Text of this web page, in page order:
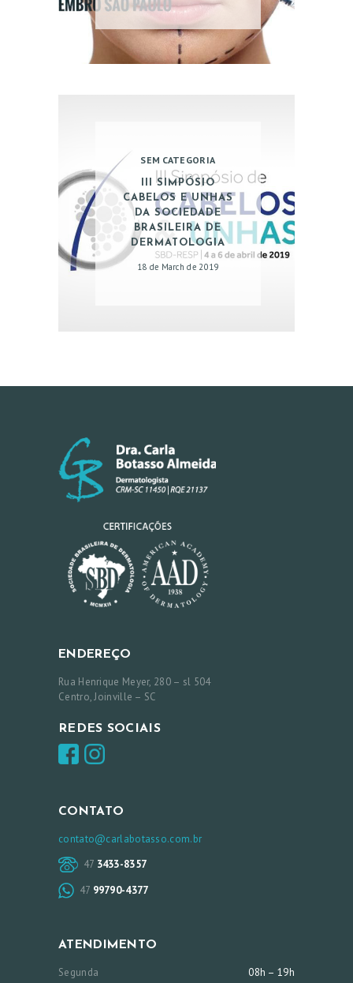
ÁREAS DE ATUAÇÃO
SEM CATEGORIA
III SIMPÓSIO
CABELOS E UNHAS
DA SOCIEDADE
BRASILEIRA DE
DERMATOLOGIA
18 de March de 2019
ENDEREÇO
Rua Henrique Meyer, 280 – sl 504
Centro, Joinville – SC
REDES SOCIAIS
CONTATO
contato@carlabotasso.com.br
47 3433-8357
47 99790-4377
ATENDIMENTO
Segunda
08h – 19h